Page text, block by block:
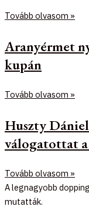
Tovább olvasom »
Aranyérmet
kupán
Tovább olvasom »
Huszty
válogatottat
Tovább olvasom »
A legnagyobb
mutatták.